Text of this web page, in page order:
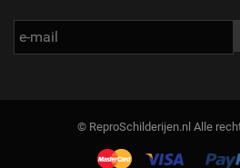
© ReproSchilderijen.nl Alle